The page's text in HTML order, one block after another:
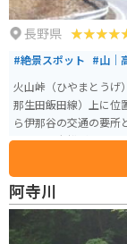
長野県
#絶景スポット #山｜
火山峠（ひやまとうげ
那生田飯田線）上に位
ら伊那谷の交通の要所
とされる老松があり、
す。この句碑は明治時
いコーナーと直線がつ
秋は広葉樹の紅葉が綺
道です。峠からは南ア
を満喫できるスポット
阿寺川